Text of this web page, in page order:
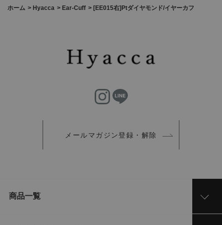
ホーム > Hyacca > Ear-Cuff > [EE015右]Ptダイヤモンド/イヤーカフ
メールマガジン登録・解除
商品一覧